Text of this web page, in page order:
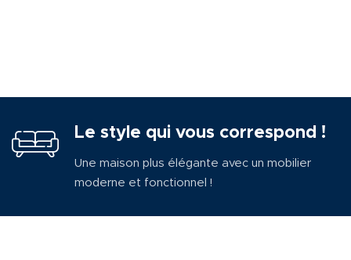
Le style qui vous correspond !
Une maison plus élégante avec un mobilier
moderne et fonctionnel !